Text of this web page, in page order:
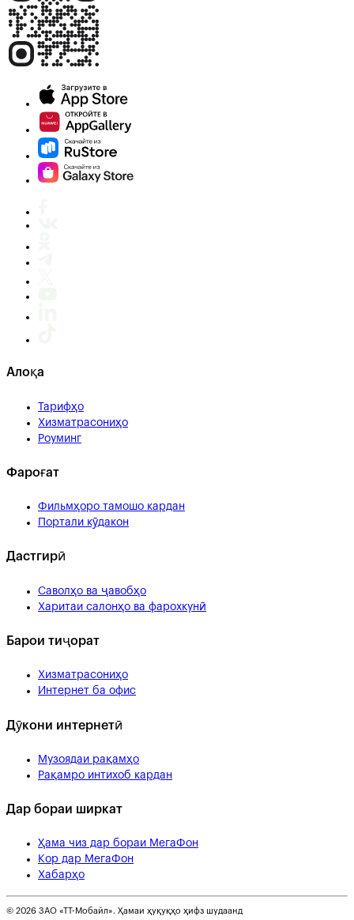
Алоқа
Тарифҳо
Хизматрасониҳо
Роуминг
Фароғат
Фильмҳоро тамошо кардан
Портали кӯдакон
Дастгирӣ
Саволҳо ва ҷавобҳо
Харитаи салонҳо ва фарохкунӣ
Барои тиҷорат
Хизматрасониҳо
Интернет ба офис
Дӯкони интернетӣ
Музоядаи рақамҳо
Рақамро интихоб кардан
Дар бораи ширкат
Ҳама чиз дар бораи МегаФон
Кор дар МегаФон
Хабарҳо
© 2026 ЗАО «ТТ-Мобайл». Ҳамаи ҳуқуқҳо ҳифз шудаанд